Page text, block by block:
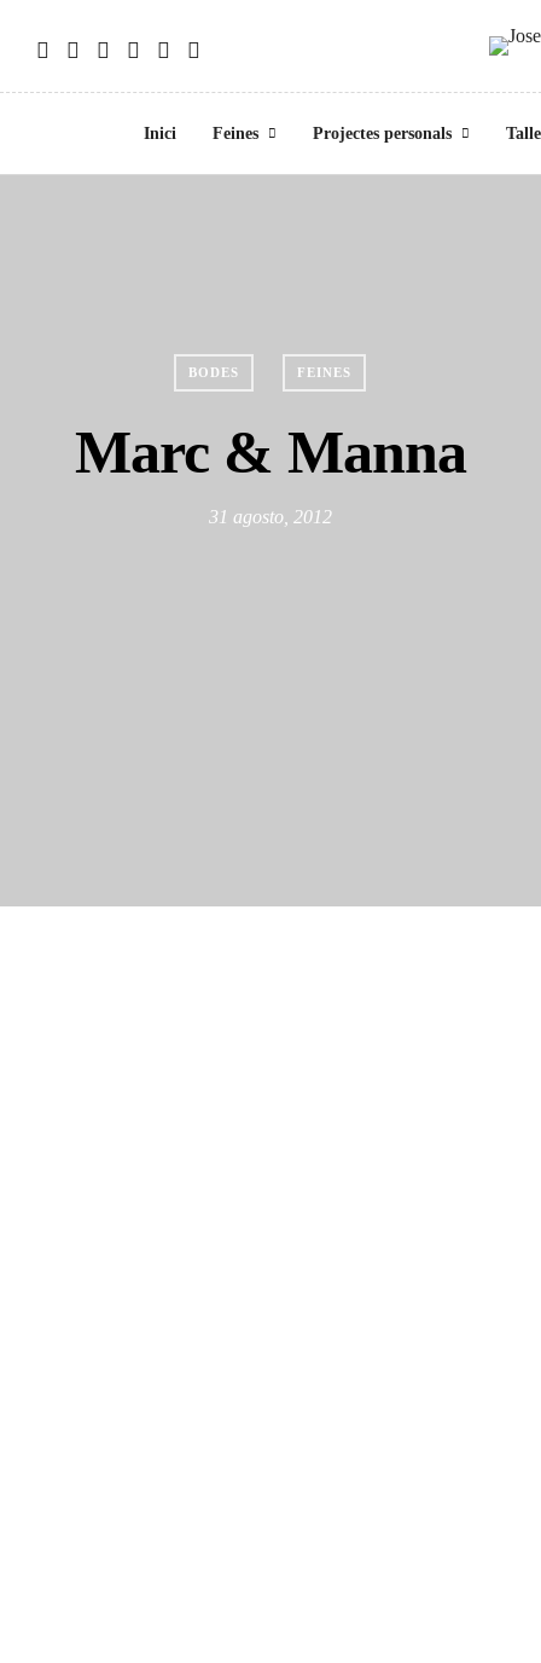
Inici Feines Projectes personals
BODES FEINES
Marc & Manna
31 agosto, 2012